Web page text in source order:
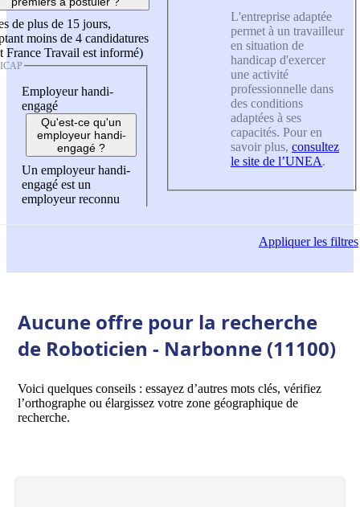
de plus de 15 jours,
moins de 4 candidatures
France Travail est informé)
Employeur handi-
engagé
Qu'est-ce qu'un
employeur handi-
engagé ?
Un employeur handi-
engagé est un
employeur reconnu
L'entreprise adaptée
permet à un travailleur
en situation de
handicap d'exercer
une activité
professionnelle dans
des conditions
adaptées à ses
capacités. Pour en
savoir plus, consultez
le site de l’UNEA.
Appliquerles filtres
Aucune offre pour la recherche
de Roboticien - Narbonne (11100)
Voici quelques conseils : essayez d’autres mots clés, vérifiez
l’orthographe ou élargissez votre zone géographique de
recherche.